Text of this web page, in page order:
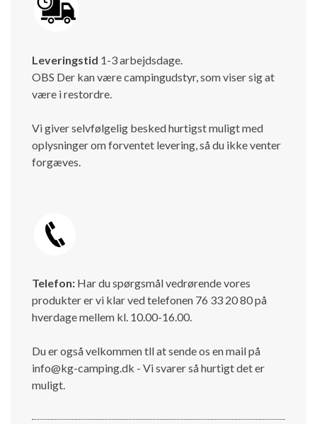
Leveringstid 1-3 arbejdsdage.
OBS Der kan være campingudstyr, som viser sig at
være i restordre.
Vi giver selvfølgelig besked hurtigst muligt med
oplysninger om forventet levering, så du ikke venter
forgæves.
Telefon: Har du spørgsmål vedrørende vores
produkter er vi klar ved telefonen 76 33 20 80 på
hverdage mellem kl. 10.00-16.00.
Du er også velkommen tll at sende os en mail på
info@kg-camping.dk - Vi svarer så hurtigt det er
muligt.